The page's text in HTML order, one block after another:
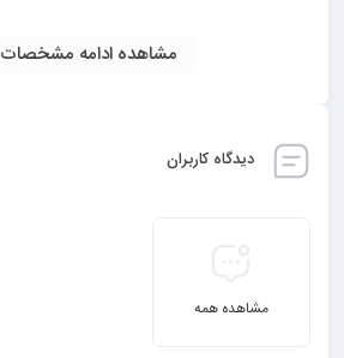
مشاهده ادامه مشخصات
دیدگاه کاربران
مشاهده همه